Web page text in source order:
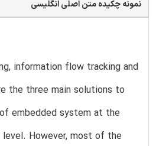
نمونه چکیده متن اصلی انگلیسی
information flow tracking and
the three main solutions to
embedded system at the
However, most of the